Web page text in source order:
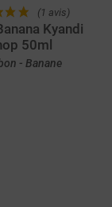
(1 avis)
Kyandi
50ml
- Banane